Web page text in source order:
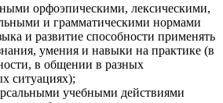
орфоэпическими, лексическими,
и грамматическими нормами
и развитие способности применять
умения и навыки на практике (в
в общении в разных
ситуациях);
учебными действиями